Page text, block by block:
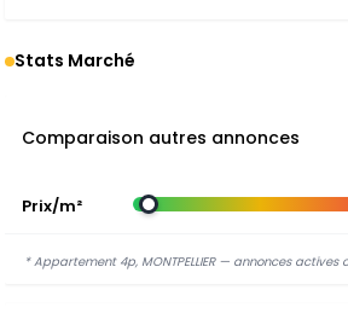
Stats Marché
Comparaison autres annonces
Prix/m²
* Appartement 4p, MONTPELLIER — annonces actives